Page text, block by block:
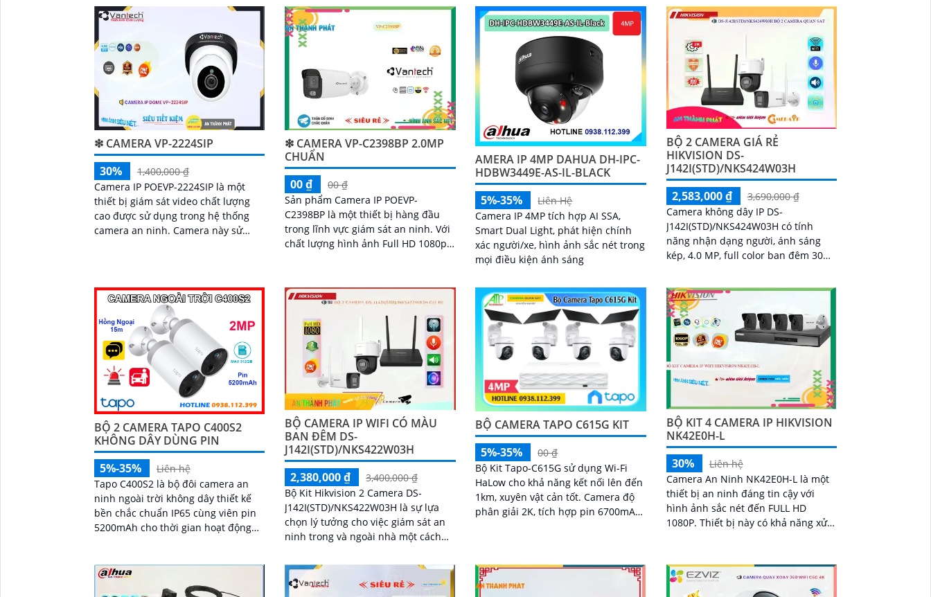
về các sản phẩm camera an ninh
công trình dân dụng
qua điện thoại di động
❇ CAMERA VP-2224SIP
30%
1,400,000 ₫
Camera IP POEVP-2224SIP là một
thiết bị giám sát video chất lượng
cao được sử dụng trong hệ thống
camera an ninh. Camera này sử
cáp duy nhất
❇ CAMERA VP-C2398BP 2.0MP
CHUẨN
00 ₫
00 ₫
Sản phẩm Camera IP POEVP-
C2398BP là một thiết bị hàng đầu
trong lĩnh vực giám sát an ninh. Với
chất lượng hình ảnh Full HD 1080p,
AMERA IP 4MP DAHUA DH-IPC-
HDBW3449E-AS-IL-BLACK
5%-35%
Liên Hệ
Camera IP 4MP tích hợp AI SSA,
Smart Dual Light, phát hiện chính
xác người/xe, hình ảnh sắc nét trong
mọi điều kiện ánh sáng
BỘ 2 CAMERA GIÁ RẺ
HIKVISION DS-
J142I(STD)/NKS424W03H
2,583,000 ₫
3,690,000 ₫
Camera không dây IP DS-
J142I(STD)/NKS424W03H có tính
năng nhận dạng người, ánh sáng
kép, 4.0 MP, full color ban đêm 30m,
chống ngược sáng DWDR
BỘ 2 CAMERA TAPO C400S2
KHÔNG DÂY DÙNG PIN
5%-35%
Liên hệ
Tapo C400S2 là bộ đôi camera an
ninh ngoài trời không dây thiết kế
bền chắc chuẩn IP65 cùng viên pin
5200mAh cho thời gian hoạt động
thoại hai chiều và lưu trữ linh hoạt
với khe thẻ nhớ 512GB
BỘ CAMERA IP WIFI CÓ MÀU
BAN ĐÊM DS-
J142I(STD)/NKS422W03H
2,380,000 ₫
3,400,000 ₫
Bộ Kit Hikvision 2 Camera DS-
J142I(STD)/NKS422W03H là sự lựa
chọn lý tưởng cho việc giám sát an
ninh trong và ngoài nhà một cách
sắc nét, bộ kit này mang đến cho
bạn hình ảnh rõ ràng và chất lượng
BỘ CAMERA TAPO C615G KIT
5%-35%
00 ₫
Bộ Kit Tapo-C615G sử dụng Wi-Fi
HaLow cho khả năng kết nối lên đến
1km, xuyên vật cản tốt. Camera độ
phân giải 2K, tích hợp pin 6700mAh
BỘ KIT 4 CAMERA IP HIKVISION
NK42E0H-L
30%
Liên hệ
Camera An Ninh NK42E0H-L là một
thiết bị an ninh đáng tin cậy với
hình ảnh sắc nét đến FULL HD
1080P. Thiết bị này có khả năng xử